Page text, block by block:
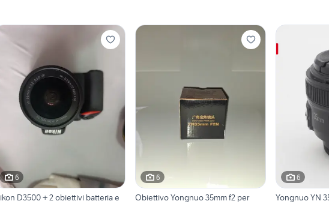
6
D3500 + 2 obiettivi batteria e
6
Obiettivo Yongnuo 35mm f2 per
6
Yongnuo YN